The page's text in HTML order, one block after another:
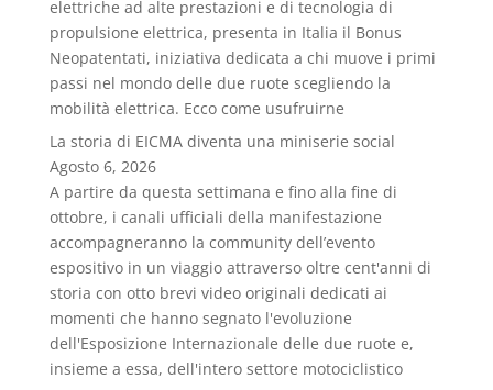
elettriche ad alte prestazioni e di tecnologia di
propulsione elettrica, presenta in Italia il Bonus
Neopatentati, iniziativa dedicata a chi muove i primi
passi nel mondo delle due ruote scegliendo la
mobilità elettrica. Ecco come usufruirne
La storia di EICMA diventa una miniserie social
Agosto 6, 2026
A partire da questa settimana e fino alla fine di
ottobre, i canali ufficiali della manifestazione
accompagneranno la community dell’evento
espositivo in un viaggio attraverso oltre cent'anni di
storia con otto brevi video originali dedicati ai
momenti che hanno segnato l'evoluzione
dell'Esposizione Internazionale delle due ruote e,
insieme a essa, dell'intero settore motociclistico